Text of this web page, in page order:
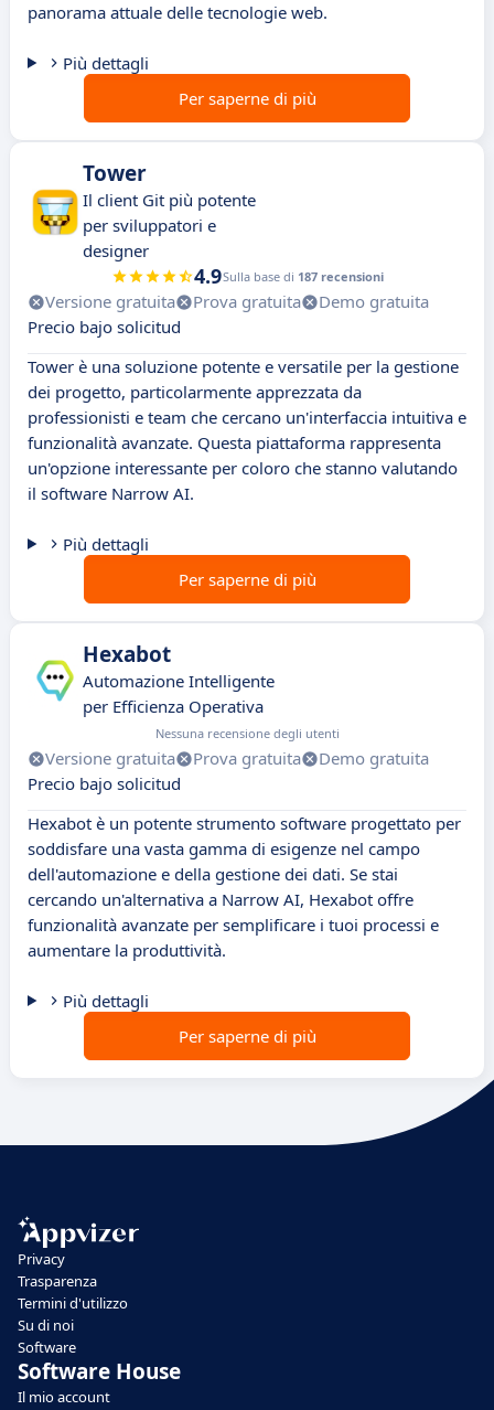
panorama attuale delle tecnologie web.
Più dettagli
Per saperne di più
Tower
Il client Git più potente
per sviluppatori e
designer
4.9Sulla base di 187 recensioni
Versione gratuita Prova gratuita
Demo gratuita
Precio bajo solicitud
Tower è una soluzione potente e versatile per la gestione
dei progetto, particolarmente apprezzata da
professionisti e team che cercano un'interfaccia intuitiva e
funzionalità avanzate. Questa piattaforma rappresenta
un'opzione interessante per coloro che stanno valutando
il software Narrow AI.
Più dettagli
Per saperne di più
Hexabot
Automazione Intelligente
per Efficienza Operativa
Nessuna recensione degli utenti
Versione gratuita Prova gratuita
Demo gratuita
Precio bajo solicitud
Hexabot è un potente strumento software progettato per
soddisfare una vasta gamma di esigenze nel campo
dell'automazione e della gestione dei dati. Se stai
cercando un'alternativa a Narrow AI, Hexabot offre
funzionalità avanzate per semplificare i tuoi processi e
aumentare la produttività.
Più dettagli
Per saperne di più
Privacy
Trasparenza
Termini d'utilizzo
Su di noi
Software
Software House
Il mio account